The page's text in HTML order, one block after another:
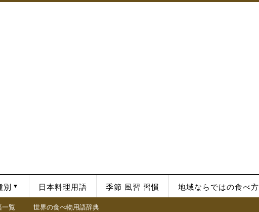
別 日本料理用語 季節 風習 習慣 地域ならではの食べ方
一覧 世界の食べ物用語辞典